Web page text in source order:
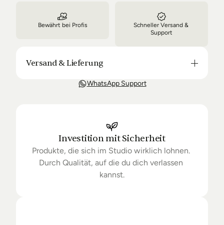
Bewährt bei Profis
Schneller Versand &
Support
Versand & Lieferung
Unsere Lieferung ist in der Regel in 3-8 Tagen bei
Lieferung unter Umständen um einige Tage
verzögern.
WhatsApp Support
Investition mit Sicherheit
Produkte, die sich im Studio wirklich lohnen.
Durch Qualität, auf die du dich verlassen
kannst.